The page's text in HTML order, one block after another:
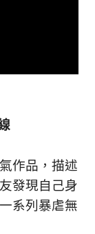
作品，描述
發現自己身
系列暴虐無